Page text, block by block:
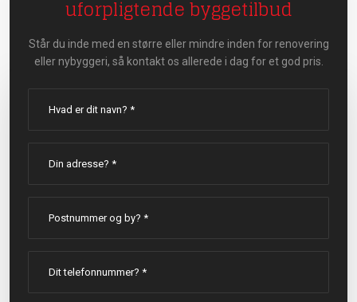
uforpligtende byggetilbud
Står du inde med en større eller mindre inden for renovering
eller nybyggeri, så kontakt os allerede i dag for et god pris.